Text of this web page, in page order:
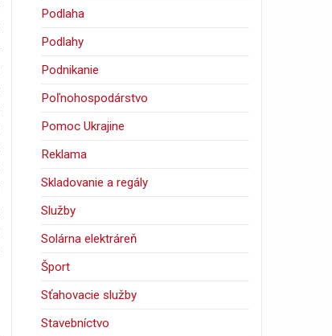
Podlaha
Podlahy
Podnikanie
Poľnohospodárstvo
Pomoc Ukrajine
Reklama
Skladovanie a regály
Služby
Solárna elektráreň
Šport
Sťahovacie služby
Stavebníctvo